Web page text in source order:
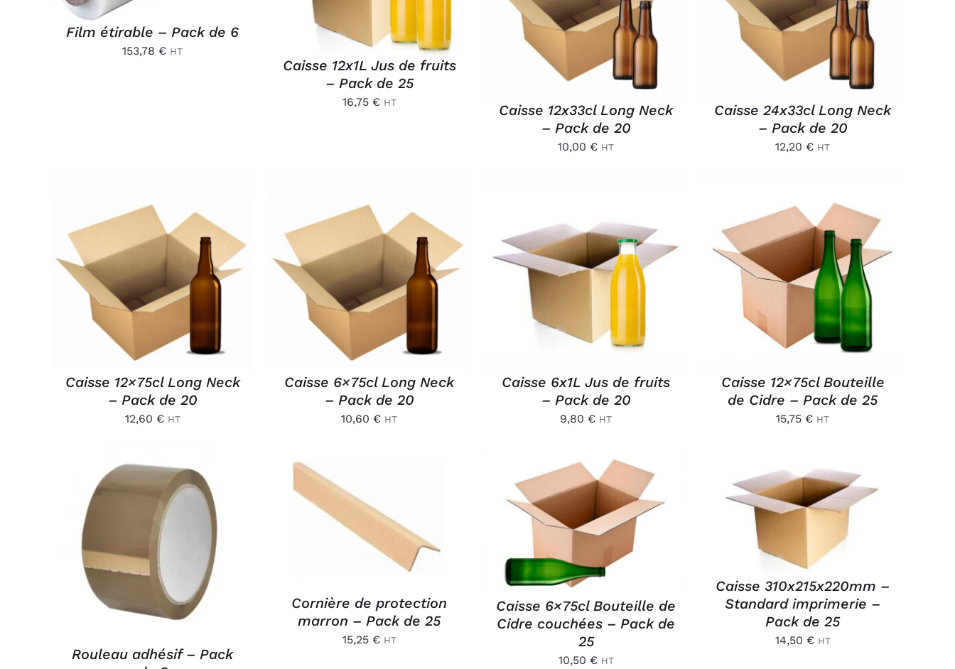
Film étirable – Pack de 6
153,78 € HT
Caisse 12x1L Jus de fruits
– Pack de 25
16,75 € HT
APERÇU
Caisse 12x33cl Long Neck
– Pack de 20
10,00 € HT
APERÇU
Caisse 24x33cl Long Neck
– Pack de 20
12,20 € HT
AJOUTER AU PANIER
/
APERÇU
Caisse 12×75cl Long Neck
– Pack de 20
12,60 € HT
AJOUTER AU PANIER
/
APERÇU
Caisse 6×75cl Long Neck
– Pack de 20
10,60 € HT
AJOUTER AU PANIER
/
Caisse 6x1L Jus de fruits
– Pack de 20
9,80 € HT
AJOUTER AU PANIER
/
APERÇU
Caisse 12×75cl Bouteille
de Cidre – Pack de 25
15,75 € HT
AJOUTER AU PANIER
Rouleau adhésif – Pack
AJOUTER AU PANIER
APERÇU
Cornière de protection
marron – Pack de 25
15,25 € HT
AJOUTER AU PANIER
/
APERÇU
Caisse 6×75cl Bouteille de
Cidre couchées – Pack de
25
10,50 € HT
AJOUTER AU PANIER
/
APERÇU
Caisse 310x215x220mm –
Standard imprimerie –
Pack de 25
14,50 € HT